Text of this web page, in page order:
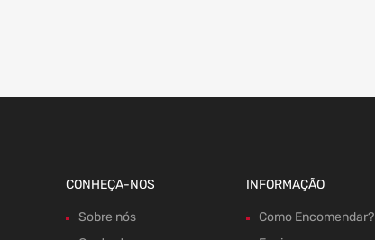
CONHEÇA-NOS
Sobre nós
INFORMAÇÃO
Como Encomendar?